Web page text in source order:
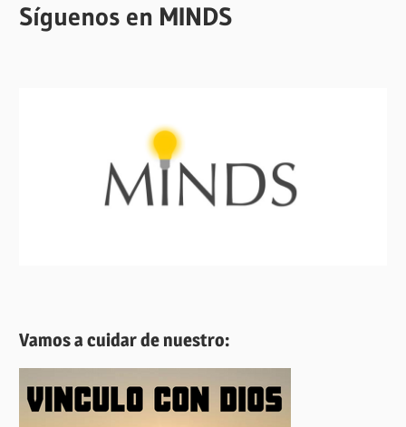
Síguenos en MINDS
Vamos a cuidar de nuestro: